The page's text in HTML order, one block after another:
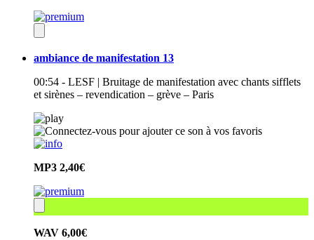
ambiance de manifestation 13
00:54 - LESF | Bruitage de manifestation avec chants sifflets
et sirènes – revendication – grève – Paris
MP3 2,40€
WAV 6,00€